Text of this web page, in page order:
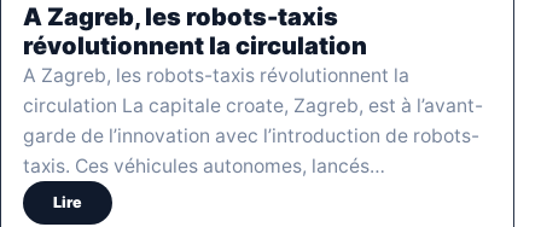
A Zagreb, les robots-taxis
révolutionnent la circulation
A Zagreb, les robots-taxis révolutionnent la
circulation La capitale croate, Zagreb, est à l’avant-
garde de l’innovation avec l’introduction de robots-
taxis. Ces véhicules autonomes, lancés…
Lire